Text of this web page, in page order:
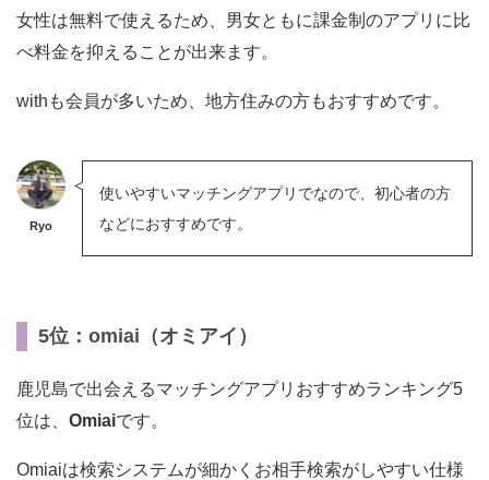
女性は無料で使えるため、男女ともに課金制のアプリに比
べ料金を抑えることが出来ます。
withも会員が多いため、地方住みの方もおすすめです。
Ryo
使いやすいマッチングアプリでなので、初心者の方
などにおすすめです。
5位：omiai（オミアイ）
鹿児島で出会えるマッチングアプリおすすめランキング5
位は、 Omiaiです。
Omiaiは検索システムが細かくお相手検索がしやすい仕様